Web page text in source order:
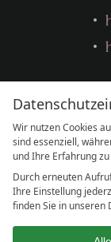
Wir nutzen Cookies
sind essenziell,
und Ihre Erfahrung
Durch erneuten
Ihre Einstellung
finden Sie in unseren